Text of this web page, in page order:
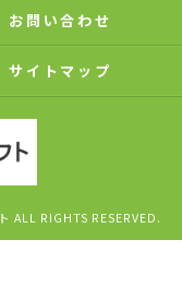
お問い合わせ
サイトマップ
ALL RIGHTS RESERVED.